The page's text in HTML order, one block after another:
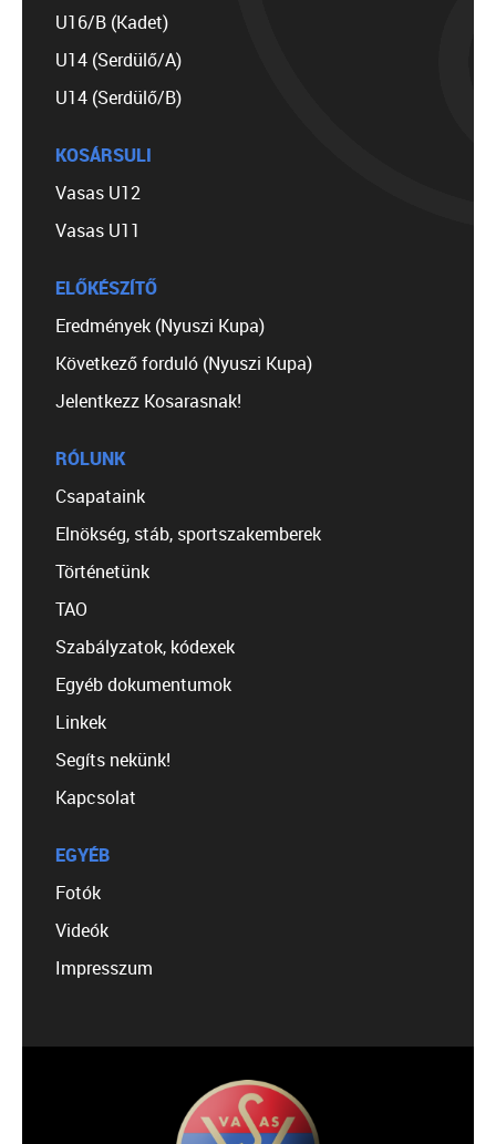
U16/B (Kadet)
U14 (Serdülő/A)
U14 (Serdülő/B)
KOSÁRSULI
Vasas U12
Vasas U11
ELŐKÉSZÍTŐ
Eredmények (Nyuszi Kupa)
Következő forduló (Nyuszi Kupa)
Jelentkezz Kosarasnak!
RÓLUNK
Csapataink
Elnökség, stáb, sportszakemberek
Történetünk
TAO
Szabályzatok, kódexek
Egyéb dokumentumok
Linkek
Segíts nekünk!
Kapcsolat
EGYÉB
Fotók
Videók
Impresszum